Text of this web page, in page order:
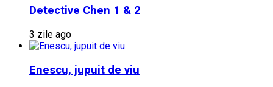
Detective Chen 1 & 2
3 zile ago
Enescu, jupuit de viu